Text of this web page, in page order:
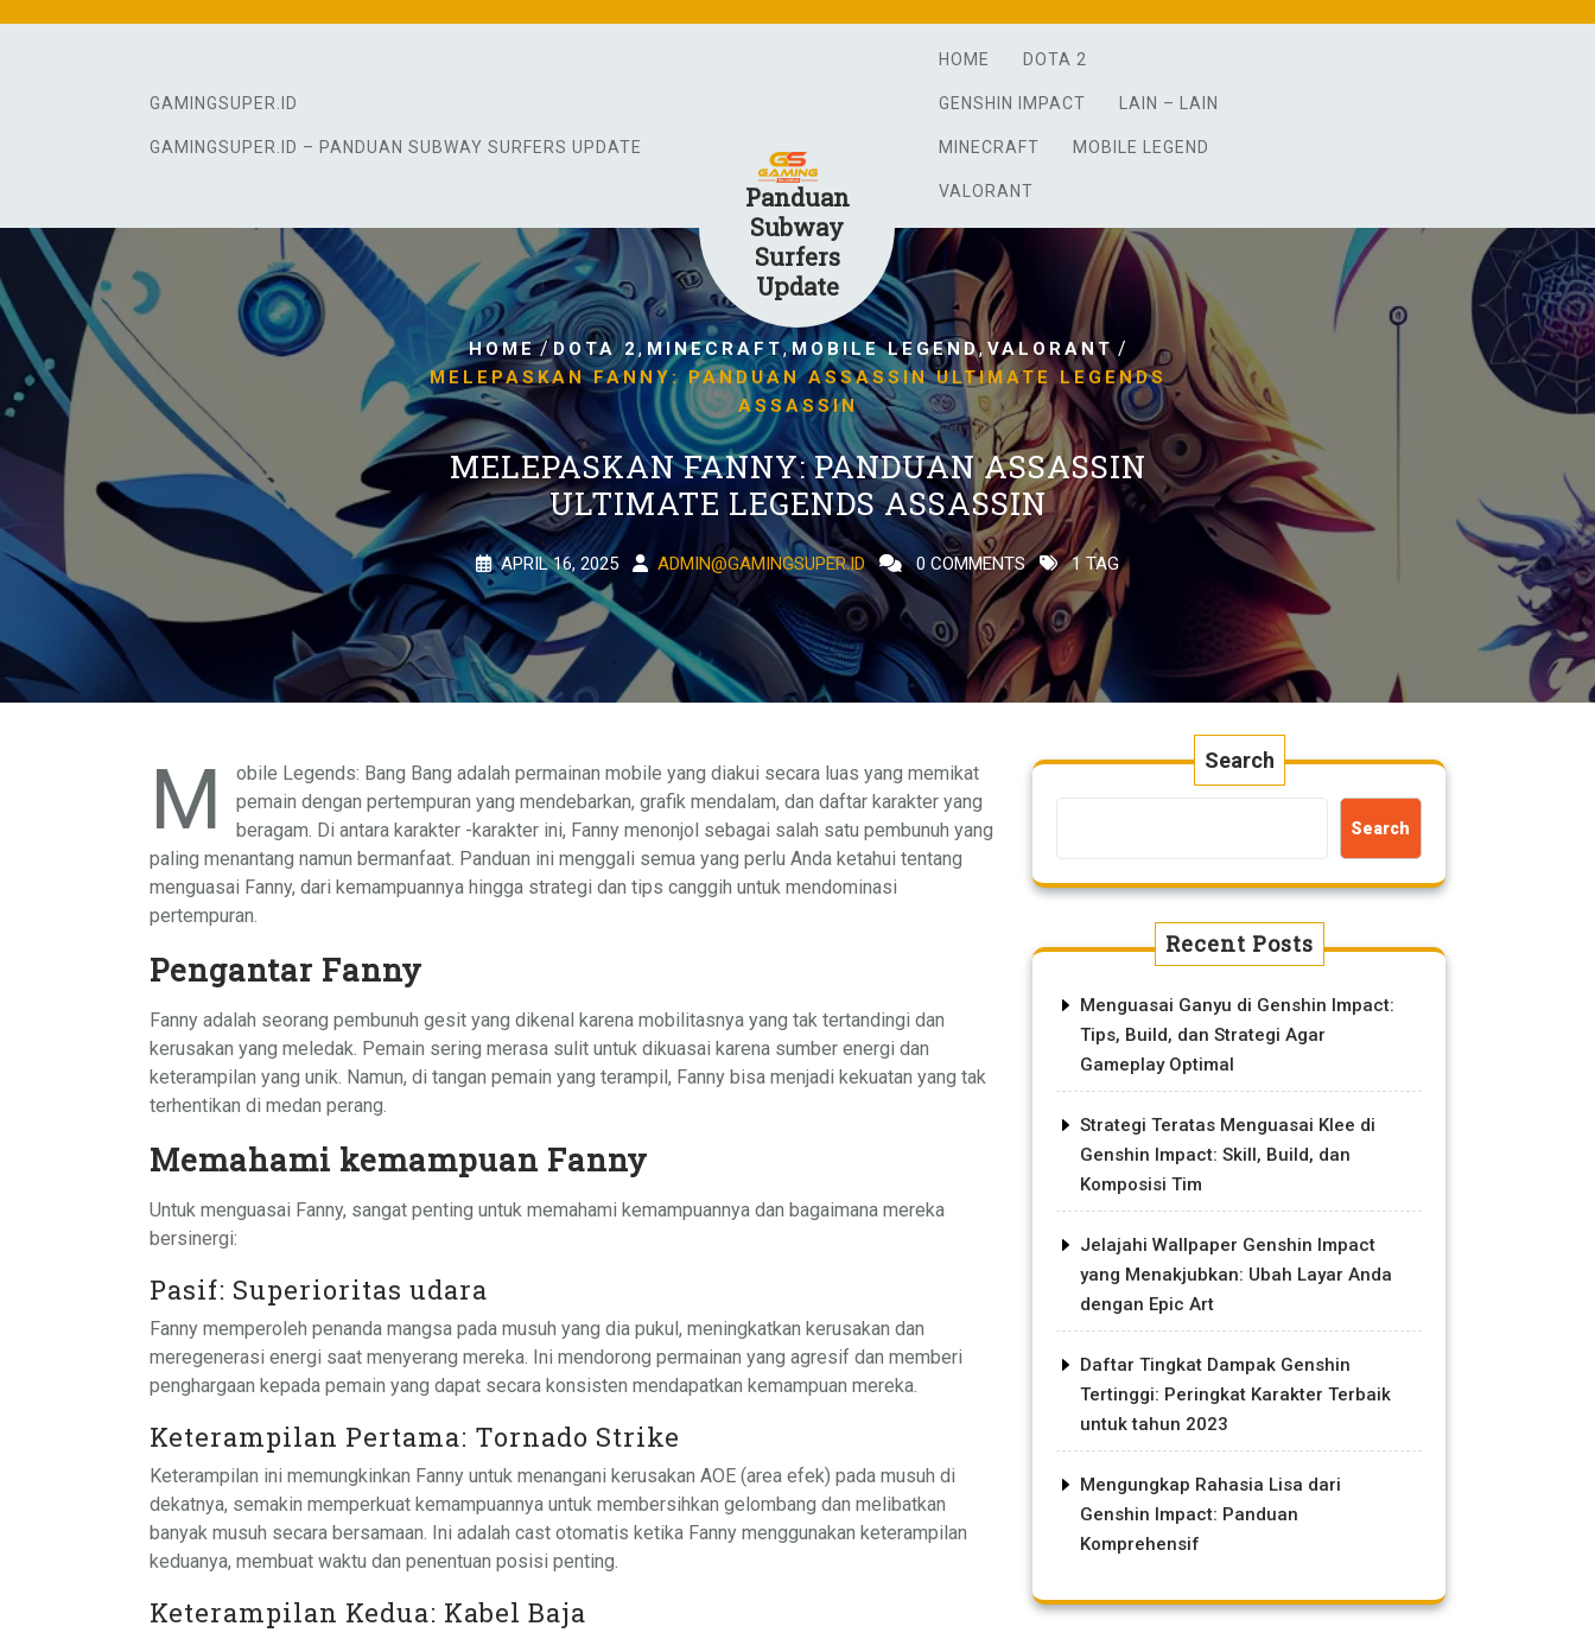
GAMINGSUPER.ID
GAMINGSUPER.ID – PANDUAN SUBWAY SURFERS UPDATE
Panduan
Subway
Surfers
Update
HOME DOTA 2
GENSHIN IMPACT LAIN – LAIN
MINECRAFT MOBILE LEGEND
VALORANT
HOME/DOTA 2 , MINECRAFT,MOBILE LEGEND, VALORANT /
MELEPASKAN FANNY: PANDUAN ASSASSIN ULTIMATE LEGENDS
ASSASSIN
MELEPASKAN FANNY: PANDUAN ASSASSIN
ULTIMATE LEGENDS ASSASSIN
APRIL 16, 2025 ADMIN@GAMINGSUPER.ID 0 COMMENTS 1 TAG
M
obile Legends: Bang Bang adalah permainan mobile yang diakui secara luas yang memikat
pemain dengan pertempuran yang mendebarkan, grafik mendalam, dan daftar karakter yang
beragam. Di antara karakter -karakter ini, Fanny menonjol sebagai salah satu pembunuh yang
paling menantang namun bermanfaat. Panduan ini menggali semua yang perlu Anda ketahui tentang
menguasai Fanny, dari kemampuannya hingga strategi dan tips canggih untuk mendominasi
pertempuran.
Pengantar Fanny
Fanny adalah seorang pembunuh gesit yang dikenal karena mobilitasnya yang tak tertandingi dan
kerusakan yang meledak. Pemain sering merasa sulit untuk dikuasai karena sumber energi dan
keterampilan yang unik. Namun, di tangan pemain yang terampil, Fanny bisa menjadi kekuatan yang tak
terhentikan di medan perang.
Memahami kemampuan Fanny
Untuk menguasai Fanny, sangat penting untuk memahami kemampuannya dan bagaimana mereka
bersinergi:
Pasif: Superioritas udara
Fanny memperoleh penanda mangsa pada musuh yang dia pukul, meningkatkan kerusakan dan
meregenerasi energi saat menyerang mereka. Ini mendorong permainan yang agresif dan memberi
penghargaan kepada pemain yang dapat secara konsisten mendapatkan kemampuan mereka.
Keterampilan Pertama: Tornado Strike
Keterampilan ini memungkinkan Fanny untuk menangani kerusakan AOE (area efek) pada musuh di
dekatnya, semakin memperkuat kemampuannya untuk membersihkan gelombang dan melibatkan
banyak musuh secara bersamaan. Ini adalah cast otomatis ketika Fanny menggunakan keterampilan
keduanya, membuat waktu dan penentuan posisi penting.
Keterampilan Kedua: Kabel Baja
Search
Search
Recent Posts
Menguasai Ganyu di Genshin Impact:
Tips, Build, dan Strategi Agar
Gameplay Optimal
Strategi Teratas Menguasai Klee di
Genshin Impact: Skill, Build, dan
Komposisi Tim
Jelajahi Wallpaper Genshin Impact
yang Menakjubkan: Ubah Layar Anda
dengan Epic Art
Daftar Tingkat Dampak Genshin
Tertinggi: Peringkat Karakter Terbaik
untuk tahun 2023
Mengungkap Rahasia Lisa dari
Genshin Impact: Panduan
Komprehensif